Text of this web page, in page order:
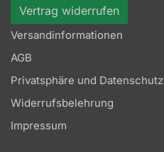
Vertrag widerrufen
Versandinformationen
AGB
Privatsphäre und Datenschutz
Widerrufsbelehrung
Impressum